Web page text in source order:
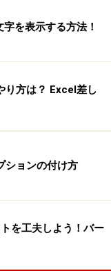
を表示する方法！
り方は？ Excel差し
ションの付け方
を工夫しよう！バー